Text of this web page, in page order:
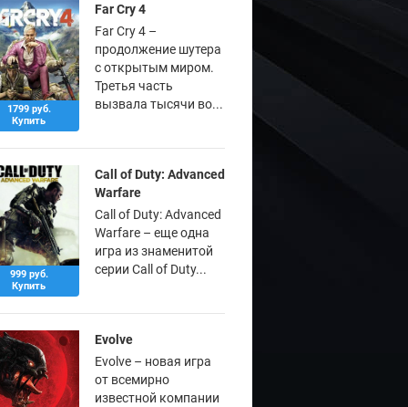
1799 руб.
Купить
Far Cry 4
Far Cry 4 –
продолжение шутера
с открытым миром.
Третья часть
вызвала тысячи во...
999 руб.
Купить
Call of Duty: Advanced
Warfare
Call of Duty: Advanced
Warfare – еще одна
игра из знаменитой
серии Call of Duty...
Evolve
Evolve – новая игра
от всемирно
известной компании